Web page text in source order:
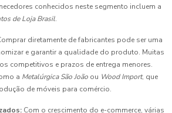
conhecidos neste segmento incluem a
de Loja Brasil.
diretamente de fabricantes pode ser uma
e garantir a qualidade do produto. Muitas
competitivos e prazos de entrega menores.
a Metalúrgica São João ou Wood Import, que
de móveis para comércio.
Com o crescimento do e-commerce, várias